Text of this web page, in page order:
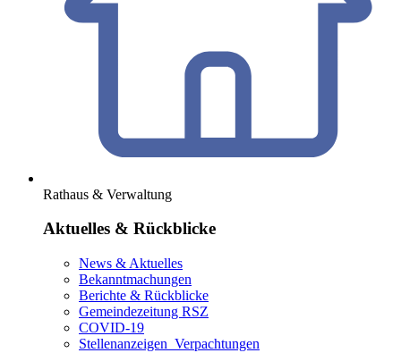
Rathaus & Verwaltung
Aktuelles & Rückblicke
News & Aktuelles
Bekanntmachungen
Berichte & Rückblicke
Gemeindezeitung RSZ
COVID-19
Stellenanzeigen_Verpachtungen